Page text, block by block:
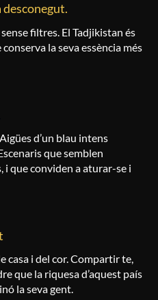
desconegut.
sense filtres. El Tadjikistan és
la seva essència més
d’un blau intens
que semblen
i que conviden a aturar-se i
casa i del cor. Compartir te,
que la riquesa d’aquest país
la seva gent.